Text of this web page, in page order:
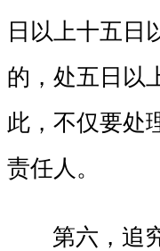
日以上十五日
的，处五日以
此，不仅要处
责任人。
第六，追